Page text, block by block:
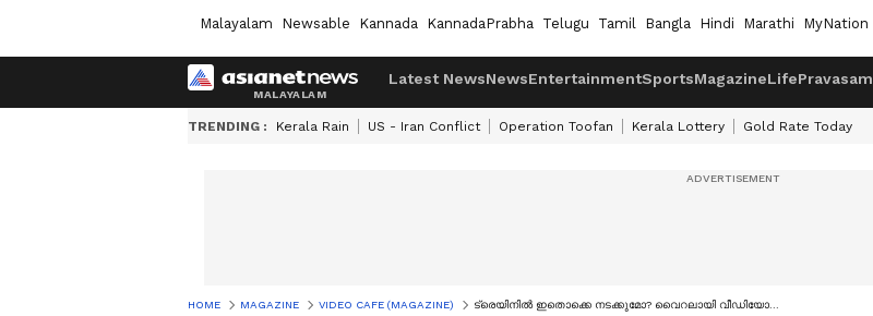
Malayalam Newsable Kannada KannadaPrabha Telugu Tamil Bangla Hindi Marathi MyNation
Latest NewsNewsEntertainmentSportsMagazineLifePravasam
TRENDING : Kerala Rain US - Iran Conflict Operation Toofan Kerala Lottery Gold Rate Today
HOME MAGAZINE VIDEO CAFE (MAGAZINE) ട്രെയിനിൽ‌ ഇതൊക്കെ നടക്കുമോ? വൈറലായി വീഡിയോ...